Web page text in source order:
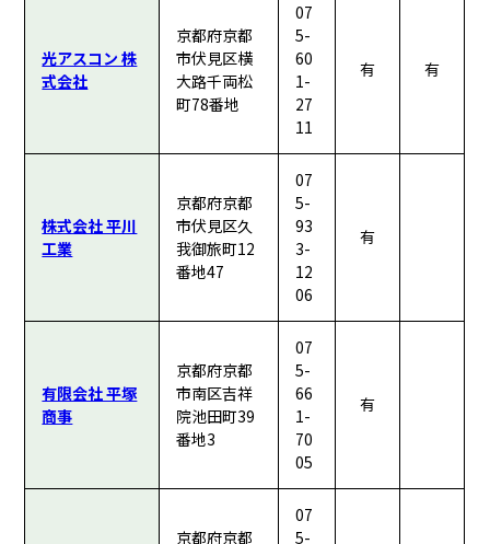
光アスコン 株
式会社
京都府京都
市伏見区横
大路千両松
町78番地
07
5-
60
1-
27
11
有 有
株式会社 平川
工業
京都府京都
市伏見区久
我御旅町12
番地47
07
5-
93
3-
12
06
有
有限会社 平塚
商事
京都府京都
市南区吉祥
院池田町39
番地3
07
5-
66
1-
70
05
有
京都府京都
07
5-